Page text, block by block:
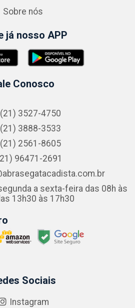
Sobre nós
já nosso APP
Conosco
(21) 3527-4750
(21) 3888-3533
(21) 2561-8605
96471-2691
a sexta-feira das 08h às
13h30 às 17h30
Sociais
Instagram